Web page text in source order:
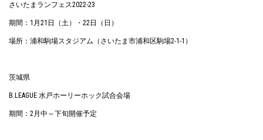
さいたまランフェス2022-23
期間：1月21日（土）・22日（日）
場所：浦和駒場スタジアム（さいたま市浦和区駒場2-1-1）
茨城県
B.LEAGUE 水戸ホーリーホック試合会場
期間：2月中～下旬開催予定